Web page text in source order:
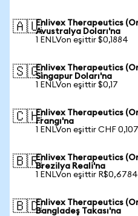
🇦🇺Enlivex Therapeutics
Avustralya Doları'na
1 ENLVon eşittir $0,1884
🇸🇬Enlivex Therapeutics
Singapur Doları'na
1 ENLVon eşittir $0,17
🇨🇭Enlivex Therapeutics
Frangı'na
1 ENLVon eşittir CHF
🇧🇷Enlivex Therapeutics
Brezilya Reali'na
1 ENLVon eşittir R$0,6784
🇧🇩Enlivex Therapeutics
Bangladeş Takası'na